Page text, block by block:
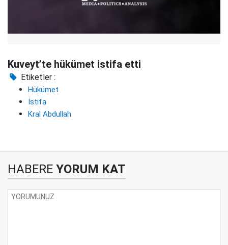
Kuveyt’te hükümet istifa etti
Etiketler :
Hükümet
İstifa
Kral Abdullah
HABERE YORUM KAT